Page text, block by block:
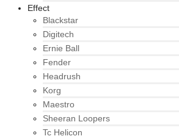
Effect
Blackstar
Digitech
Ernie Ball
Fender
Headrush
Korg
Maestro
Sheeran Loopers
Tc Helicon